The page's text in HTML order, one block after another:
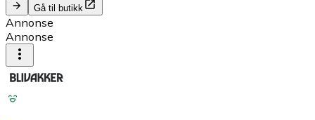
Gå til butikk
Annonse
Annonse